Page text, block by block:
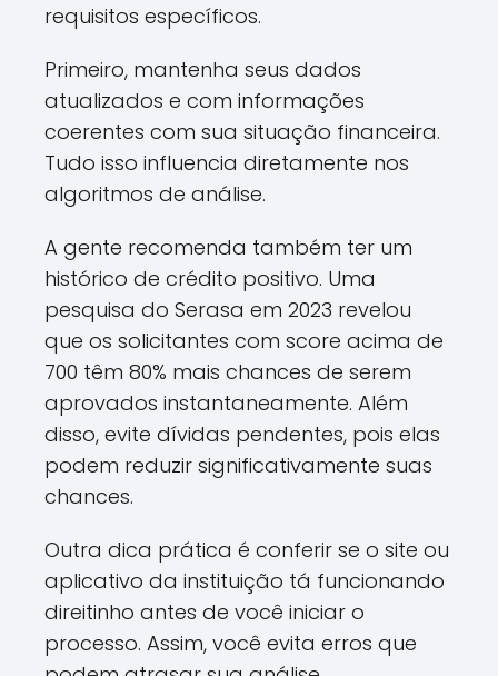
requisitos específicos.
Primeiro, mantenha seus dados
atualizados e com informações
coerentes com sua situação financeira.
Tudo isso influencia diretamente nos
algoritmos de análise.
A gente recomenda também ter um
histórico de crédito positivo. Uma
pesquisa do Serasa em 2023 revelou
que os solicitantes com score acima de
700 têm 80% mais chances de serem
aprovados instantaneamente. Além
disso, evite dívidas pendentes, pois elas
podem reduzir significativamente suas
chances.
Outra dica prática é conferir se o site ou
aplicativo da instituição tá funcionando
direitinho antes de você iniciar o
processo. Assim, você evita erros que